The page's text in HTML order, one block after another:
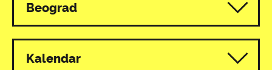
Svi programi
Beograd
Kalendar